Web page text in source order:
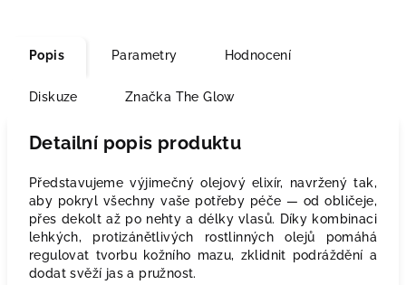
Popis Parametry Hodnocení
Diskuze Značka The Glow
Detailní popis produktu
Představujeme výjimečný olejový elixír, navržený tak,
aby pokryl všechny vaše potřeby péče — od obličeje,
přes dekolt až po nehty a délky vlasů. Díky kombinaci
lehkých, protizánětlivých rostlinných olejů pomáhá
regulovat tvorbu kožního mazu, zklidnit podráždění a
dodat svěží jas a pružnost.